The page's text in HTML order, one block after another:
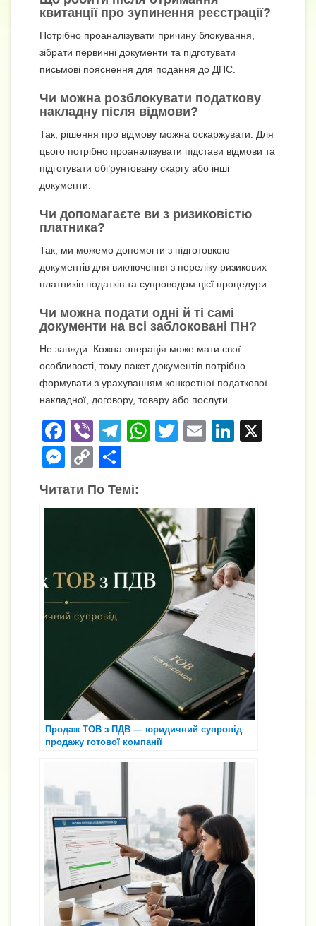
квитанції про зупинення реєстрації?
Потрібно проаналізувати причину блокування,
зібрати первинні документи та підготувати
письмові пояснення для подання до ДПС.
Чи можна розблокувати податкову
накладну після відмови?
Так, рішення про відмову можна оскаржувати. Для
цього потрібно проаналізувати підстави відмови та
підготувати обґрунтовану скаргу або інші
документи.
Чи допомагаєте ви з ризиковістю
платника?
Так, ми можемо допомогти з підготовкою
документів для виключення з переліку ризикових
платників податків та супроводом цієї процедури.
Чи можна подати одні й ті самі
документи на всі заблоковані ПН?
Не завжди. Кожна операція може мати свої
особливості, тому пакет документів потрібно
формувати з урахуванням конкретної податкової
накладної, договору, товару або послуги.
F
a
c
e
o
k
Vi
b
er
T
gr
W
A
p
p
T
E
Li
dI
n
M
ss
g
er
C
o
p
n
k
о
ді
т
и
я
Читати По Темі:
Продаж ТОВ з ПДВ — юридичний супровід
продажу готової компанії